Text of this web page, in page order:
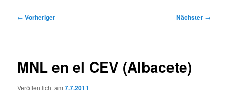
Beitragsnavigation
← Vorheriger Nächster →
MNL en el CEV (Albacete)
Veröffentlicht am7.7.2011